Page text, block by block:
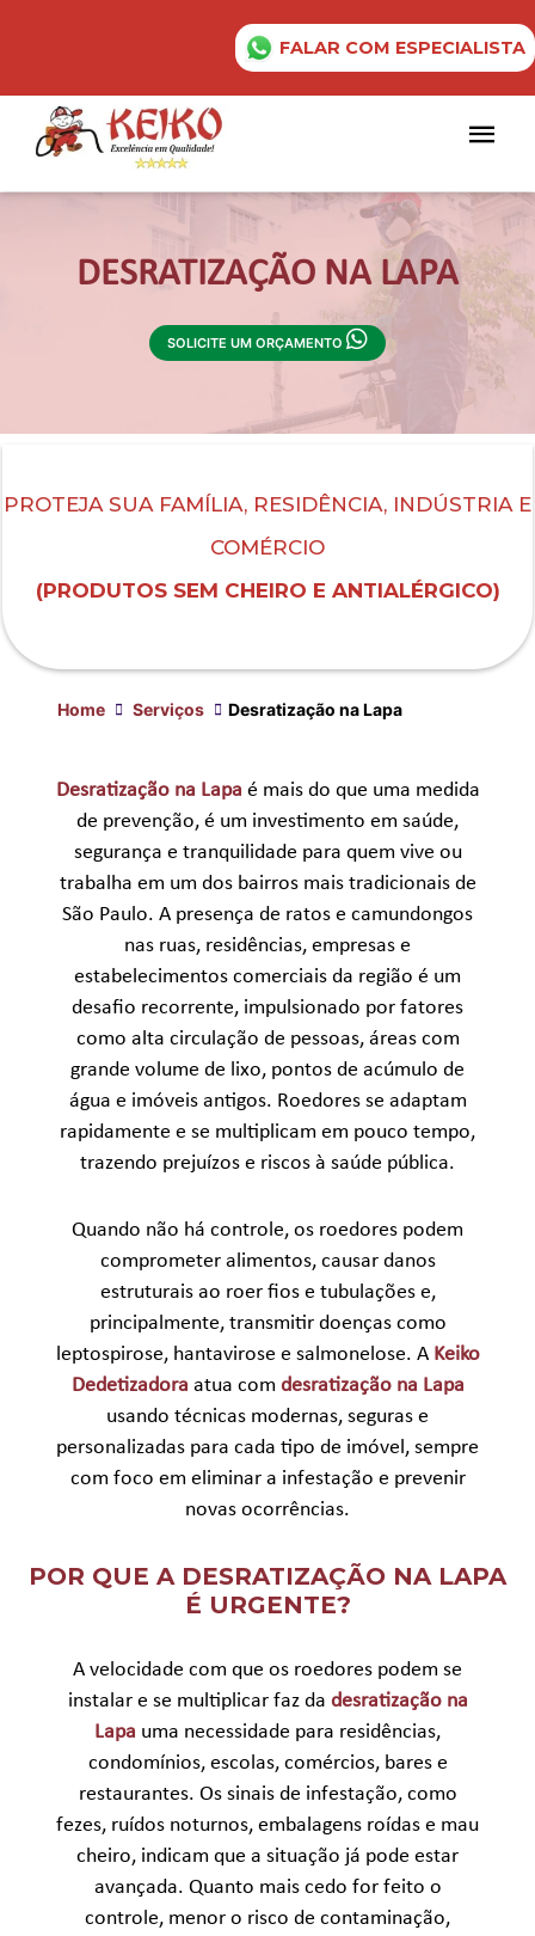
FALAR COM ESPECIALISTA
DESRATIZAÇÃO NA LAPA
SOLICITE UM ORÇAMENTO
PROTEJA SUA FAMÍLIA, RESIDÊNCIA, INDÚSTRIA E
COMÉRCIO
(PRODUTOS SEM CHEIRO E ANTIALÉRGICO)
Home Serviços Desratização na Lapa
Desratização na Lapa é mais do que uma medida
de prevenção, é um investimento em saúde,
segurança e tranquilidade para quem vive ou
trabalha em um dos bairros mais tradicionais de
São Paulo. A presença de ratos e camundongos
nas ruas, residências, empresas e
estabelecimentos comerciais da região é um
desafio recorrente, impulsionado por fatores
como alta circulação de pessoas, áreas com
grande volume de lixo, pontos de acúmulo de
água e imóveis antigos. Roedores se adaptam
rapidamente e se multiplicam em pouco tempo,
trazendo prejuízos e riscos à saúde pública.
Quando não há controle, os roedores podem
comprometer alimentos, causar danos
estruturais ao roer fios e tubulações e,
principalmente, transmitir doenças como
leptospirose, hantavirose e salmonelose. A Keiko
Dedetizadora atua com desratização na Lapa
usando técnicas modernas, seguras e
personalizadas para cada tipo de imóvel, sempre
com foco em eliminar a infestação e prevenir
novas ocorrências.
POR QUE A DESRATIZAÇÃO NA LAPA
É URGENTE?
A velocidade com que os roedores podem se
instalar e se multiplicar faz da desratização na
Lapa uma necessidade para residências,
condomínios, escolas, comércios, bares e
restaurantes. Os sinais de infestação, como
fezes, ruídos noturnos, embalagens roídas e mau
cheiro, indicam que a situação já pode estar
avançada. Quanto mais cedo for feito o
controle, menor o risco de contaminação,